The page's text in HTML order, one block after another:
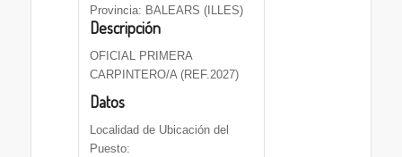
Provincia: BALEARS (ILLES)
Descripción
OFICIAL PRIMERA
CARPINTERO/A (REF.2027)
Datos
Localidad de Ubicación del
Puesto: